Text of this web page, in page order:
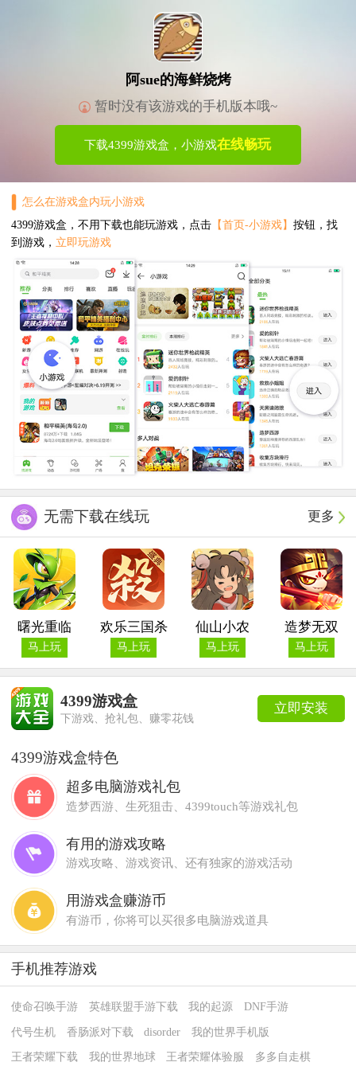
阿sue的海鲜烧烤
暂时没有该游戏的手机版本哦~
下载4399游戏盒，小游戏在线畅玩
怎么在游戏盒内玩小游戏
4399游戏盒，不用下载也能玩游戏，点击【首页-小游戏】 按钮，找
到游戏， 立即玩游戏
更多
无需下载在线玩
曙光重临
马上玩
欢乐三国杀
马上玩
仙山小农
马上玩
造梦无双
马上玩
立即安装
4399游戏盒
下游戏、抢礼包、赚零花钱
4399游戏盒特色
超多电脑游戏礼包
造梦西游、生死狙击、4399touch等游戏礼包
有用的游戏攻略
游戏攻略、游戏资讯、还有独家的游戏活动
用游戏盒赚游币
有游币，你将可以买很多电脑游戏道具
手机推荐游戏
使命召唤手游 英雄联盟手游下载 我的起源 DNF手游
代号生机 香肠派对下载 disorder 我的世界手机版
王者荣耀下载 我的世界地球 王者荣耀体验服 多多自走棋